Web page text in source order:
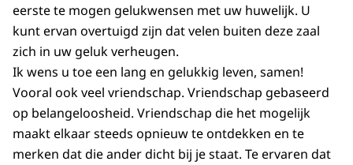
eerste te mogen gelukwensen met uw huwelijk. U
kunt ervan overtuigd zijn dat velen buiten deze zaal
zich in uw geluk verheugen.
Ik wens u toe een lang en gelukkig leven, samen!
Vooral ook veel vriendschap. Vriendschap gebaseerd
op belangeloosheid. Vriendschap die het mogelijk
maakt elkaar steeds opnieuw te ontdekken en te
merken dat die ander dicht bij je staat. Te ervaren dat